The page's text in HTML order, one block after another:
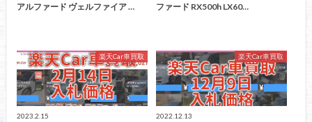
アルファード ヴェルファイア …
ファード RX500h LX60…
楽天Car車買取
2023.2.15
楽天Car車買取
2022.12.13